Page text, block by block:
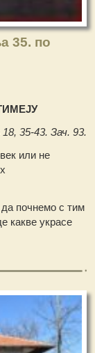
35. по
35-43. Зач. 93.
или не
почнемо с тим
какве украсе